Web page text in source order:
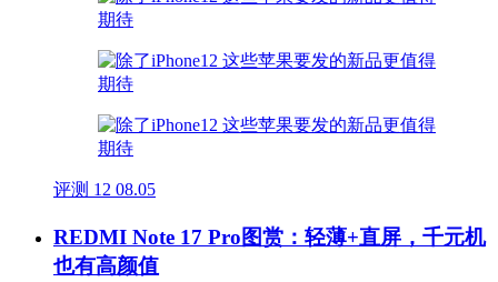
评测 12 08.05
REDMI Note 17 Pro图赏：轻薄+直屏，千元机
也有高颜值